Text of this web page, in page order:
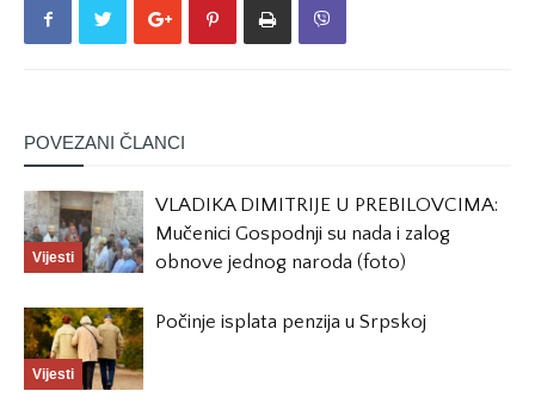
POVEZANI ČLANCI
Vijesti
VLADIKA DIMITRIJE U PREBILOVCIMA:
Mučenici Gospodnji su nada i zalog
obnove jednog naroda (foto)
Vijesti
Počinje isplata penzija u Srpskoj